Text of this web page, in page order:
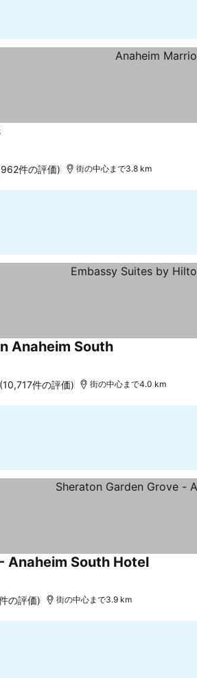
料金を表示
件の評価) 街の中心まで3.8 km
Anaheim South料金を表示
(10,717件の評価) 街の中心まで4.0 km
Anaheim South Hotel料金を表示
の評価) 街の中心まで3.9 km